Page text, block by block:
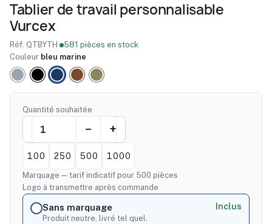
Tablier de travail personnalisable
Vurcex
Réf. QTBYTH · 581 pièces en stock
Couleur bleu marine
gris noir
bleu
marine
MarronKaki
Quantité souhaitée
100 250 500 1000
Marquage — tarif indicatif pour 500 pièces
Logo à transmettre après commande
Sans marquage
Produit neutre, livré tel quel.
Inclus